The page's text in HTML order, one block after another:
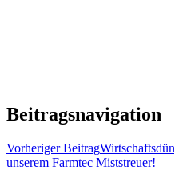
Beitragsnavigation
Vorheriger Beitrag
unserem Farmtec Miststreuer!